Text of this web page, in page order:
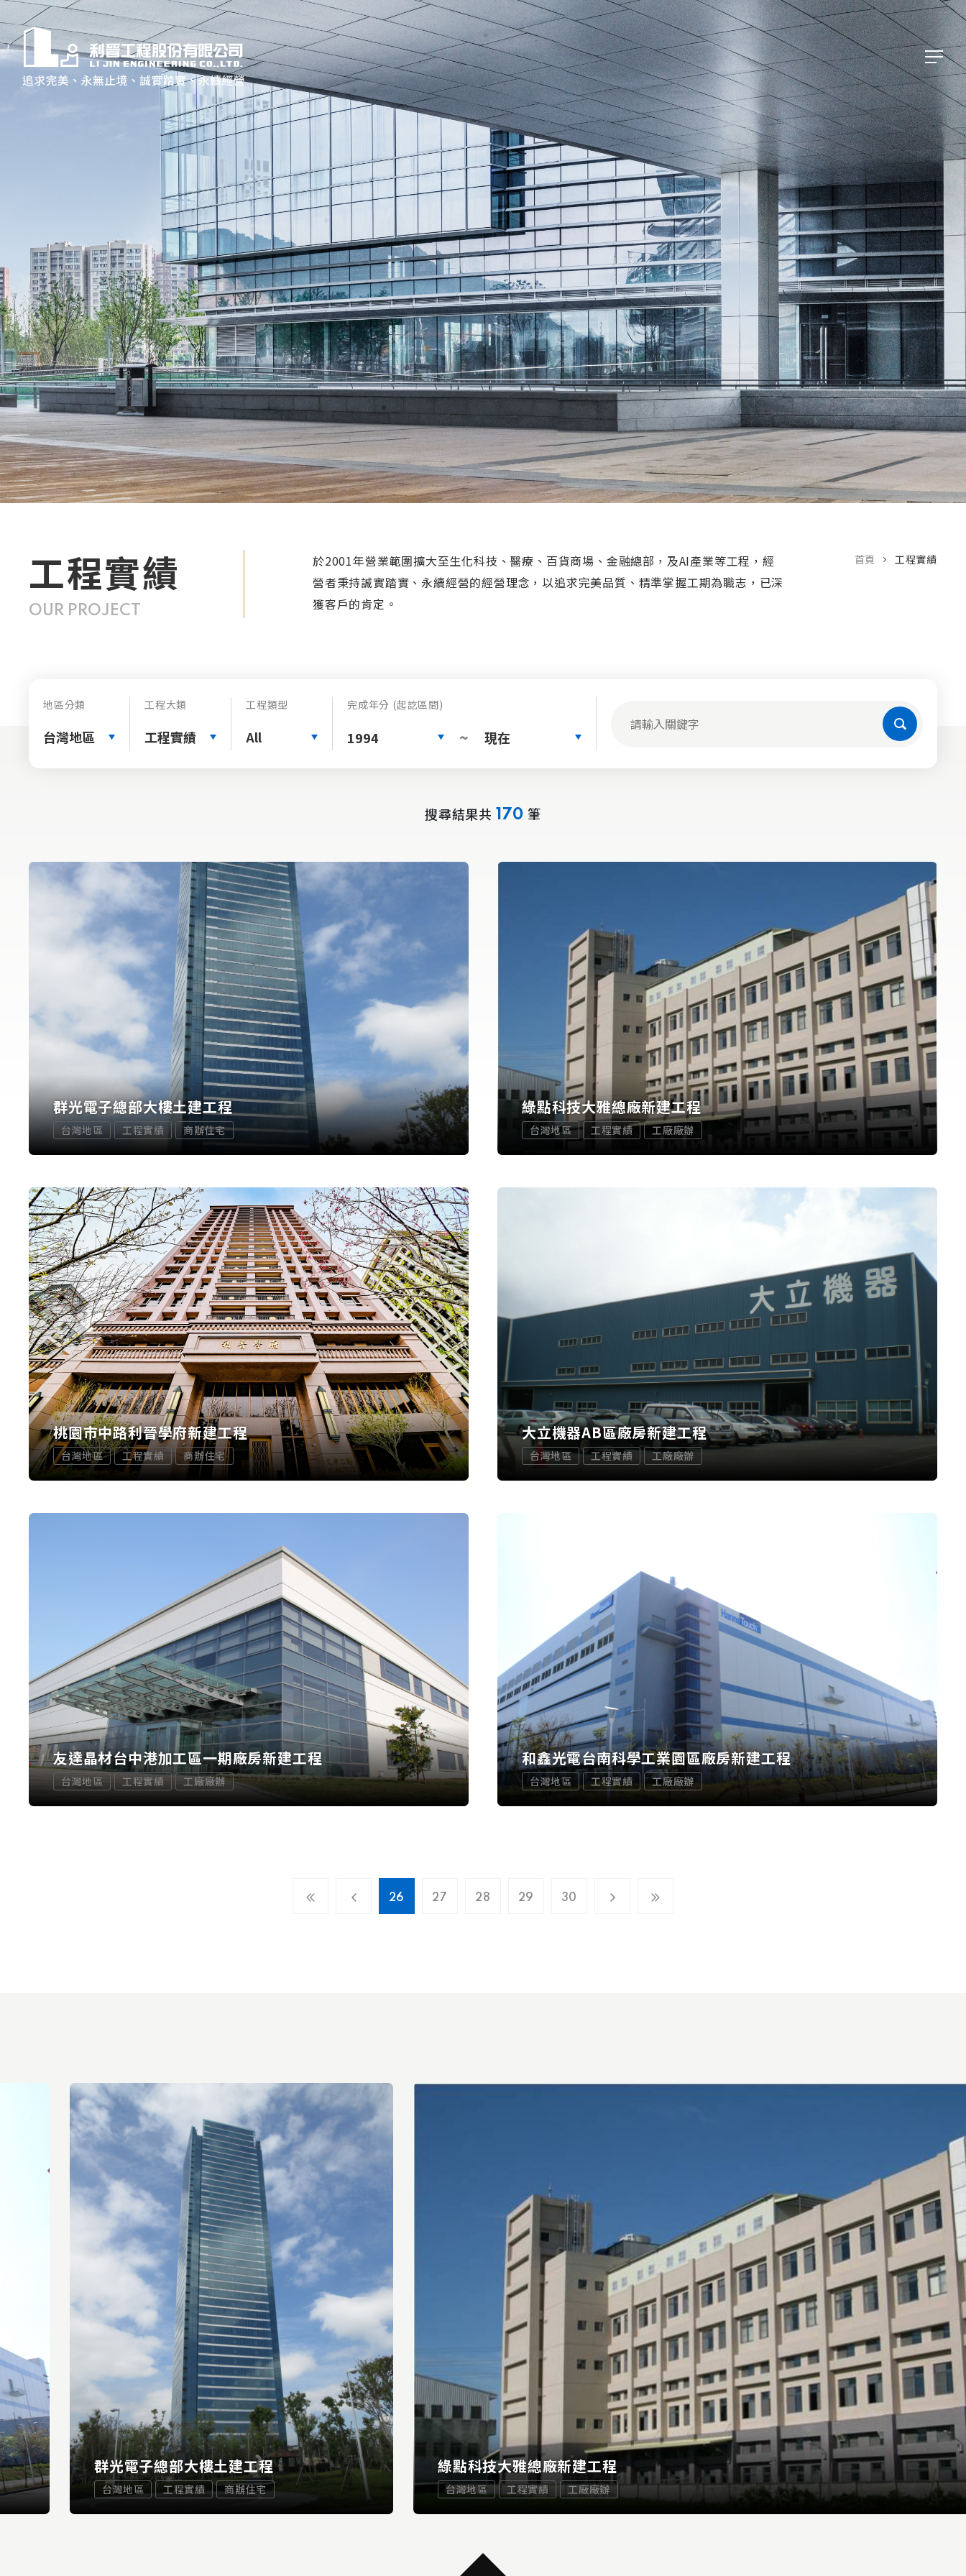
工程實績
OUR PROJECT
於2001年營業範圍擴大至生化科技、醫療、百貨商場、金融總部，及AI產業等工程，經
營者秉持誠實踏實、永續經營的經營理念，以追求完美品質、精準掌握工期為職志，已深
獲客戶的肯定。
首頁 工程實績
地區分類
台灣地區
工程大類
工程實績
工程類型
All
完成年分 (起訖區間)
1994 ~ 現在
搜尋結果共 170 筆
群光電子總部大樓土建工程
台灣地區 工程實績 商辦住宅
綠點科技大雅總廠新建工程
台灣地區 工程實績 工廠廠辦
桃園市中路利晉學府新建工程
台灣地區 工程實績 商辦住宅
大立機器AB區廠房新建工程
台灣地區 工程實績 工廠廠辦
友達晶材台中港加工區一期廠房新建工程
台灣地區 工程實績 工廠廠辦
和鑫光電台南科學工業園區廠房新建工程
台灣地區 工程實績 工廠廠辦
26 27 28 29 30
群光電子總部大樓土建工程
台灣地區 工程實績 商辦住宅
綠點科技大雅總廠新建工程
台灣地區 工程實績 工廠廠辦